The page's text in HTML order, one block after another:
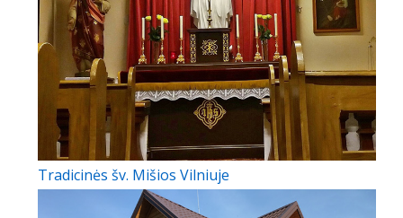
Tradicinės šv. Mišios Vilniuje